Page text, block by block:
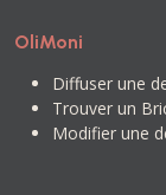
OliMoni
Diffuser une
Trouver un
Modifier une